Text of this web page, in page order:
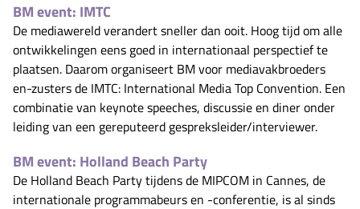
BM event: IMTC
De mediawereld verandert sneller dan ooit. Hoog tijd om alle
ontwikkelingen eens goed in internationaal perspectief te
plaatsen. Daarom organiseert BM voor mediavakbroeders
en-zusters de IMTC: International Media Top Convention. Een
combinatie van keynote speeches, discussie en diner onder
leiding van een gereputeerd gespreksleider/interviewer.
BM event: Holland Beach Party
De Holland Beach Party tijdens de MIPCOM in Cannes, de
internationale programmabeurs en -conferentie, is al sinds